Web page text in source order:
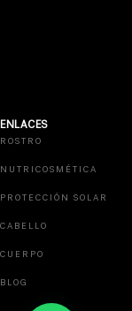
ENLACES
ROSTRO
NUTRICOSMÉTICA
PROTECCIÓN SOLAR
CABELLO
CUERPO
BLOG